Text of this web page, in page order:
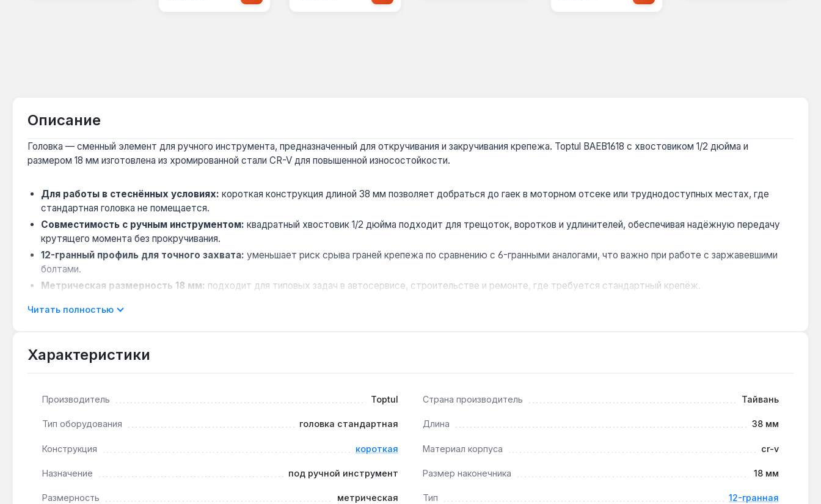
Описание
Головка — сменный элемент для ручного инструмента, предназначенный для откручивания и закручивания крепежа. Toptul BAEB1618 с хвостовиком 1/2 дюйма и
размером 18 мм изготовлена из хромированной стали CR-V для повышенной износостойкости.
Для работы в стеснённых условиях: короткая конструкция длиной 38 мм позволяет добраться до гаек в моторном отсеке или труднодоступных местах, где
стандартная головка не помещается.
Совместимость с ручным инструментом: квадратный хвостовик 1/2 дюйма подходит для трещоток, воротков и удлинителей, обеспечивая надёжную передачу
крутящего момента без прокручивания.
12-гранный профиль для точного захвата: уменьшает риск срыва граней крепежа по сравнению с 6-гранными аналогами, что важно при работе с заржавевшими
болтами.
Метрическая размерность 18 мм: подходит для типовых задач в автосервисе, строительстве и ремонте, где требуется стандартный крепёж.
подкапотном пространстве или внутри панелей.
Нет — головка предназначена только для ручного инструмента, использование с ударным оборудованием может привести к повреждению хвостовика.
Чем 12-гранная головка отличается от 6-гранной?
Гарантия от производителя, доставка по Украине.
Читать полностью
Характеристики
Производитель Toptul Страна производитель Тайвань
Тип оборудования головка стандартная Длина 38 мм
Конструкция короткая Материал корпуса cr-v
Назначение под ручной инструмент Размер наконечника 18 мм
Размерность метрическая Тип 12-гранная